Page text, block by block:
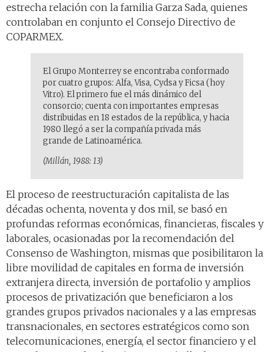
estrecha relación con la familia Garza Sada, quienes
controlaban en conjunto el Consejo Directivo de
COPARMEX.
El Grupo Monterrey se encontraba conformado
por cuatro grupos: Alfa, Visa, Cydsa y Ficsa (hoy
Vitro). El primero fue el más dinámico del
consorcio; cuenta con importantes empresas
distribuidas en 18 estados de la república, y hacia
1980 llegó a ser la compañía privada más
grande de Latinoamérica.
(Millán, 1988: 13)
El proceso de reestructuración capitalista de las
décadas ochenta, noventa y dos mil, se basó en
profundas reformas económicas, financieras, fiscales y
laborales, ocasionadas por la recomendación del
Consenso de Washington, mismas que posibilitaron la
libre movilidad de capitales en forma de inversión
extranjera directa, inversión de portafolio y amplios
procesos de privatización que beneficiaron a los
grandes grupos privados nacionales y a las empresas
transnacionales, en sectores estratégicos como son
telecomunicaciones, energía, el sector financiero y el